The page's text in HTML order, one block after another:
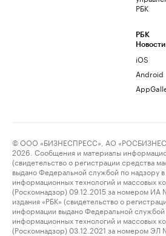
РБК
РБК
Новости
iOS
Android
© ООО «БИЗНЕСПРЕСС», АО
2026. Сообщения и материалы
(свидетельство о регистрации средства
выдано Федеральной службой по надзору
информационных технологий и массовых
(Роскомнадзор) 09.12.2015 за номером
издания «РБК» (свидетельство о
информации выдано Федеральной службой
информационных технологий и массовых
(Роскомнадзор) 03.12.2021 за номером